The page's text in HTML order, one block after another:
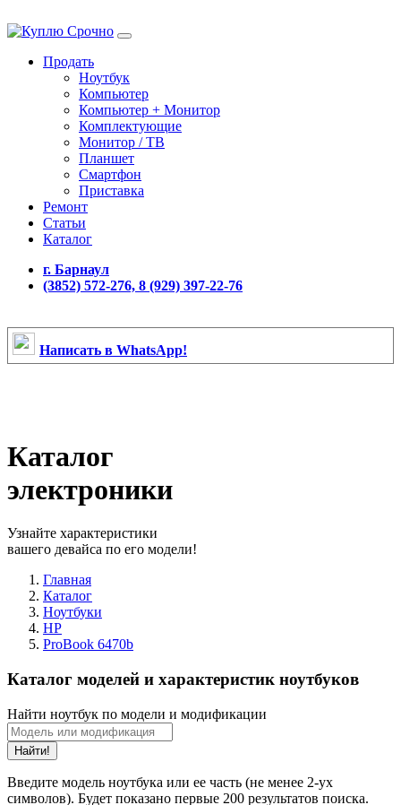
Продать
Ноутбук
Компьютер
Компьютер + Монитор
Комплектующие
Монитор / ТВ
Планшет
Смартфон
Приставка
Ремонт
Статьи
Каталог
г. Барнаул
(3852) 572-276, 8 (929) 397-22-76
Написать в WhatsApp!
Каталог
электроники
Узнайте характеристики
вашего девайса по его модели!
Главная
Каталог
Ноутбуки
HP
ProBook 6470b
Каталог моделей и характеристик ноутбуков
Найти ноутбук по модели и модификации
Найти!
Введите модель ноутбука или ее часть (не менее 2-ух
символов). Будет показано первые 200 результатов поиска.